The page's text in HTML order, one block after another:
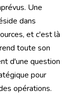
Une
dans
et c'est là
toute son
d'une question
pour
opérations.